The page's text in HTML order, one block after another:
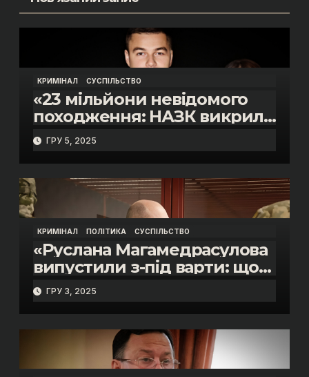
КРИМІНАЛ СУСПІЛЬСТВО
«23 мільйони невідомого
походження: НАЗК викрило
розкішне життя інспектора
митниці “Тиса” Василя
Пупени»
ГРУ 5, 2025
КРИМІНАЛ ПОЛІТИКА СУСПІЛЬСТВО
«Руслана Магамедрасулова
випустили з-під варти: що
відбувалось у залі суду»
ГРУ 3, 2025